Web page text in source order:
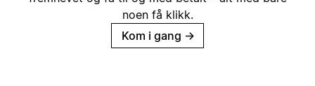
noen få klikk.
Kom i gang →